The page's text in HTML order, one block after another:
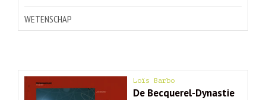
WETENSCHAP
Loïs Barbo
De Becquerel-Dynastie